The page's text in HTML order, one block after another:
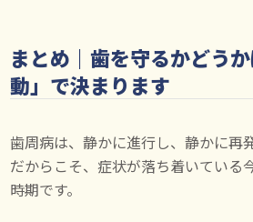
まとめ｜歯を守るかどう
動」で決まります
歯周病は、静かに進行し、静かに再
だからこそ、症状が落ち着いている
時期です。